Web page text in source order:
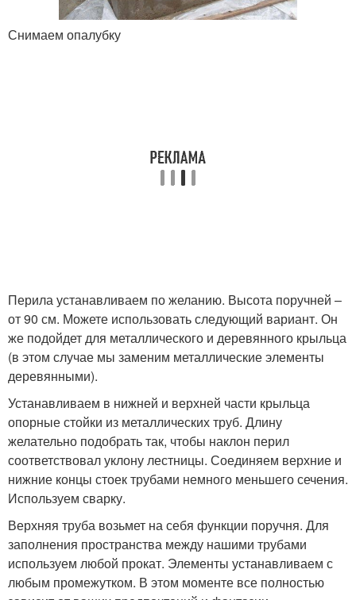
Снимаем опалубку
Перила устанавливаем по желанию. Высота поручней –
от 90 см. Можете использовать следующий вариант. Он
же подойдет для металлического и деревянного крыльца
(в этом случае мы заменим металлические элементы
деревянными).
Устанавливаем в нижней и верхней части крыльца
опорные стойки из металлических труб. Длину
желательно подобрать так, чтобы наклон перил
соответствовал уклону лестницы. Соединяем верхние и
нижние концы стоек трубами немного меньшего сечения.
Используем сварку.
Верхняя труба возьмет на себя функции поручня. Для
заполнения пространства между нашими трубами
используем любой прокат. Элементы устанавливаем с
любым промежутком. В этом моменте все полностью